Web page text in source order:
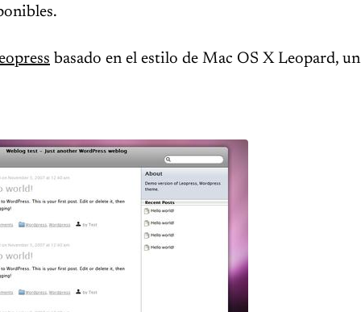
basado en el estilo de Mac OS X Leopard, un